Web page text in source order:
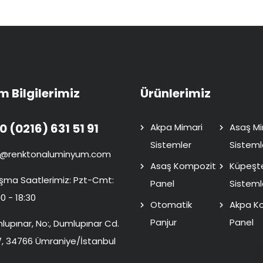
Bilgilerimiz
(0216) 631 51 91
Saatlerimiz: Pzt-Cmt:
- 18:30
No:, Dumlupınar Cd.
34766 Ümraniye/İstanbul
Ürünlerimiz
Akpa Mimari
Sistemler
Asaş
Asaş Kompozit
Panel
Otomatik
Panjur
Akpa
Panel